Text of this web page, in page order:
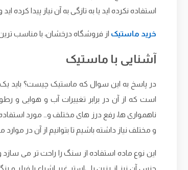
استفاده نکرده‌ اید یا به تازگی به آن نیاز پیدا
خرید ماستیک از فروشگاه درخشان، با مناسب
آشنایی با ماستیک
در پاسخ به این سوال که ماستیک چیست؟ باید یک
است که از آن در برابر تغییرات آب و هوایی و
ناهمواری ‌ها، رفع درز های مختلف و… مورد
و مختلف نیاز داشته باشیم تا بتوانیم از آن در
این نوع ماده استفاده از سنگ را راحت ‌تر می‌